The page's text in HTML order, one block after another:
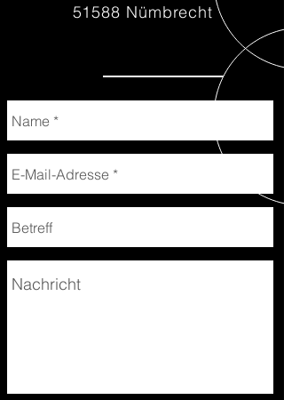
51588 Nümbrecht